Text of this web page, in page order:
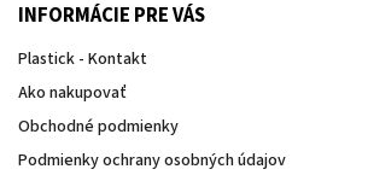
INFORMÁCIE PRE VÁS
Plastick - Kontakt
Ako nakupovať
Obchodné podmienky
Podmienky ochrany osobných údajov